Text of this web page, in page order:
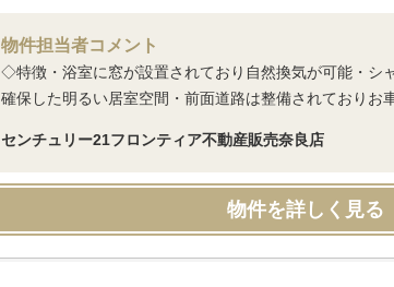
物件担当者コメント
◇特徴・浴室に窓が設置されており自然換気が可能・シ
確保した明るい居室空間・前面道路は整備されており
センチュリー21フロンティア不動産販売奈良店
物件を詳しく見る